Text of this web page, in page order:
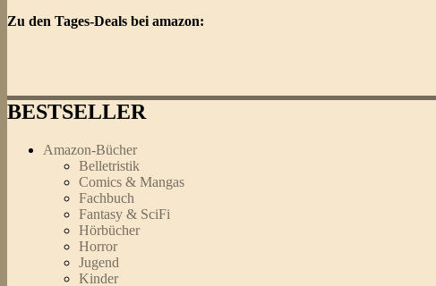
Zu den Tages-Deals bei amazon:
BESTSELLER
Amazon-Bücher
Belletristik
Comics & Mangas
Fachbuch
Fantasy & SciFi
Hörbücher
Horror
Jugend
Kinder